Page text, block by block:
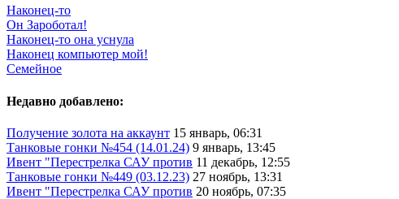
Наконец-то
Он Зароботал!
Наконец-то она уснула
Наконец компьютер мой!
Семейное
Недавно добавлено:
Получение золота на аккаунт 15 январь, 06:31
Танковые гонки №454 (14.01.24) 9 январь, 13:45
Ивент "Перестрелка САУ против 11 декабрь, 12:55
Танковые гонки №449 (03.12.23) 27 ноябрь, 13:31
Ивент "Перестрелка САУ против 20 ноябрь, 07:35